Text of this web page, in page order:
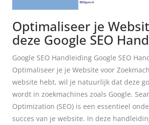
Optimaliseer je
deze Google SEO
Google SEO Handleiding Google SEO
Optimaliseer je je Website voor
website hebt, wil je natuurlijk dat deze
wordt in zoekmachines zoals Google.
Optimization (SEO) is een essentieel
succes van je website. In deze